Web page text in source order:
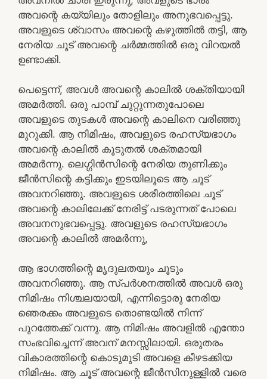
അവന്റെ കയ്യിലും തോളിലും അനുഭവപ്പെട്ടു.
അവളുടെ ശ്വാസം അവന്റെ കഴുത്തിൽ തട്ടി, ആ
നേരിയ ചൂട് അവന്റെ ചർമ്മത്തിൽ ഒരു വിറയൽ
ഉണ്ടാക്കി.
പെട്ടെന്ന്, അവൾ അവന്റെ കാലിൽ ശക്തിയായി
അമർത്തി. ഒരു പാമ്പ് ചുറ്റുന്നതുപോലെ
അവളുടെ തുടകൾ അവന്റെ കാലിനെ വരിഞ്ഞു
മുറുക്കി. ആ നിമിഷം, അവളുടെ രഹസ്യഭാഗം
അവന്റെ കാലിൽ കൂടുതൽ ശക്തമായി
അമർന്നു. ലെഗ്ഗിൻസിന്റെ നേരിയ തുണിക്കും
ജീൻസിന്റെ കട്ടിക്കും ഇടയിലൂടെ ആ ചൂട്
അവനറിഞ്ഞു. അവളുടെ ശരീരത്തിലെ ചൂട്
അവന്റെ കാലിലേക്ക് നേരിട്ട് പടരുന്നത് പോലെ
അവനനുഭവപ്പെട്ടു. അവളുടെ രഹസ്യഭാഗം
അവന്റെ കാലിൽ അമർന്നു,
ആ ഭാഗത്തിന്റെ മൃദുലതയും ചൂടും
അവനറിഞ്ഞു. ആ സ്പർശനത്തിൽ അവൾ ഒരു
നിമിഷം നിശ്ചലയായി, എന്നിട്ടൊരു നേരിയ
ഞെരക്കം അവളുടെ തൊണ്ടയിൽ നിന്ന്
പുറത്തേക്ക് വന്നു. ആ നിമിഷം അവളിൽ എന്തോ
സംഭവിച്ചെന്ന് അവന് മനസ്സിലായി. ഒരുതരം
വികാരത്തിന്റെ കൊടുമുടി അവളെ കീഴടക്കിയ
നിമിഷം. ആ ചൂട് അവന്റെ ജീൻസിനുള്ളിൽ വരെ